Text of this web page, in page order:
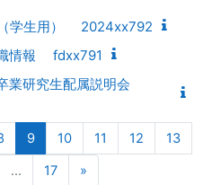
学生用） 2024xx792
情報 fdxx791
業研究生配属説明会
9(現在)
10 11 12
13
… 17 »次のページ